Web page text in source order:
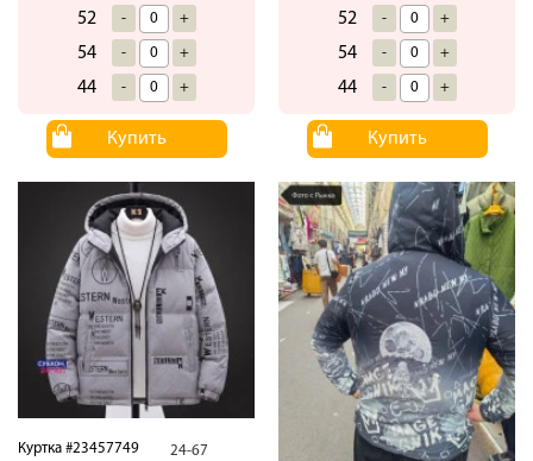
52 - +
54 - +
44 - +
Купить
52 - +
54 - +
44 - +
Купить
Куртка #23457749 24-67